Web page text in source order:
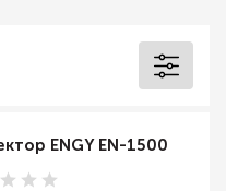
ENGY EN-1500